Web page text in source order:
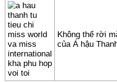
Không thể rời
của Á hậu